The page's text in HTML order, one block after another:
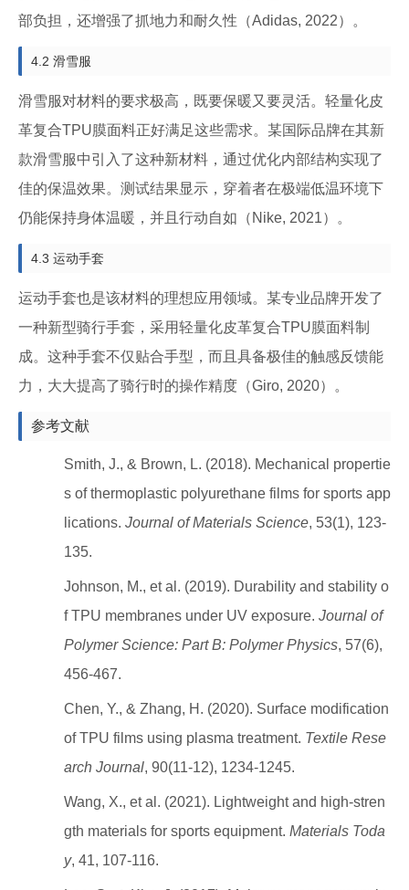
部负担，还增强了抓地力和耐久性（Adidas, 2022）。
4.2 滑雪服
滑雪服对材料的要求极高，既要保暖又要灵活。轻量化皮
革复合TPU膜面料正好满足这些需求。某国际品牌在其新
款滑雪服中引入了这种新材料，通过优化内部结构实现了
佳的保温效果。测试结果显示，穿着者在极端低温环境下
仍能保持身体温暖，并且行动自如（Nike, 2021）。
4.3 运动手套
运动手套也是该材料的理想应用领域。某专业品牌开发了
一种新型骑行手套，采用轻量化皮革复合TPU膜面料制
成。这种手套不仅贴合手型，而且具备极佳的触感反馈能
力，大大提高了骑行时的操作精度（Giro, 2020）。
参考文献
Smith, J., & Brown, L. (2018). Mechanical propertie
s of thermoplastic polyurethane films for sports app
lications. Journal of Materials Science, 53(1), 123-
135.
Johnson, M., et al. (2019). Durability and stability o
f TPU membranes under UV exposure. Journal of
Polymer Science: Part B: Polymer Physics, 57(6),
456-467.
Chen, Y., & Zhang, H. (2020). Surface modification
of TPU films using plasma treatment. Textile Rese
arch Journal, 90(11-12), 1234-1245.
Wang, X., et al. (2021). Lightweight and high-stren
gth materials for sports equipment. Materials Toda
y, 41, 107-116.